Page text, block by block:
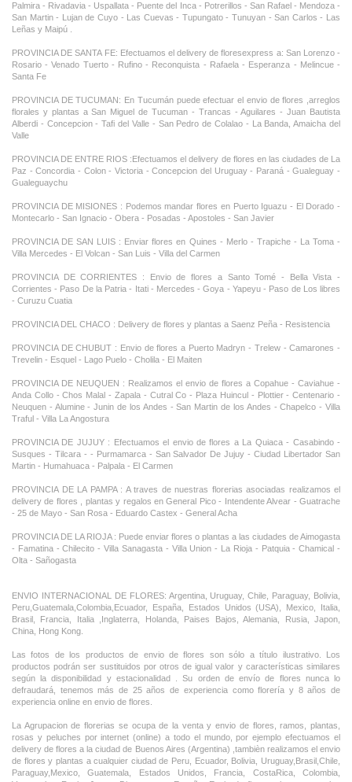
Palmira - Rivadavia - Uspallata - Puente del Inca - Potrerillos - San Rafael - Mendoza -
San Martin - Lujan de Cuyo - Las Cuevas - Tupungato - Tunuyan - San Carlos - Las
Leñas y Maipú .
PROVINCIA DE SANTA FE: Efectuamos el delivery de floresexpress a: San Lorenzo -
Rosario - Venado Tuerto - Rufino - Reconquista - Rafaela - Esperanza - Melincue -
Santa Fe
PROVINCIA DE TUCUMAN: En Tucumán puede efectuar el envio de flores ,arreglos
florales y plantas a San Miguel de Tucuman - Trancas - Aguilares - Juan Bautista
Alberdi - Concepcion - Tafi del Valle - San Pedro de Colalao - La Banda, Amaicha del
Valle
PROVINCIA DE ENTRE RIOS :Efectuamos el delivery de flores en las ciudades de La
Paz - Concordia - Colon - Victoria - Concepcion del Uruguay - Paraná - Gualeguay -
Gualeguaychu
PROVINCIA DE MISIONES : Podemos mandar flores en Puerto Iguazu - El Dorado -
Montecarlo - San Ignacio - Obera - Posadas - Apostoles - San Javier
PROVINCIA DE SAN LUIS : Enviar flores en Quines - Merlo - Trapiche - La Toma -
Villa Mercedes - El Volcan - San Luis - Villa del Carmen
PROVINCIA DE CORRIENTES : Envio de flores a Santo Tomé - Bella Vista -
Corrientes - Paso De la Patria - Itati - Mercedes - Goya - Yapeyu - Paso de Los libres
- Curuzu Cuatia
PROVINCIA DEL CHACO : Delivery de flores y plantas a Saenz Peña - Resistencia
PROVINCIA DE CHUBUT : Envio de flores a Puerto Madryn - Trelew - Camarones -
Trevelin - Esquel - Lago Puelo - Cholila - El Maiten
PROVINCIA DE NEUQUEN : Realizamos el envio de flores a Copahue - Caviahue -
Anda Collo - Chos Malal - Zapala - Cutral Co - Plaza Huincul - Plottier - Centenario -
Neuquen - Alumine - Junin de los Andes - San Martin de los Andes - Chapelco - Villa
Traful - Villa La Angostura
PROVINCIA DE JUJUY : Efectuamos el envio de flores a La Quiaca - Casabindo -
Susques - Tilcara - - Purmamarca - San Salvador De Jujuy - Ciudad Libertador San
Martin - Humahuaca - Palpala - El Carmen
PROVINCIA DE LA PAMPA : A traves de nuestras florerias asociadas realizamos el
delivery de flores , plantas y regalos en General Pico - Intendente Alvear - Guatrache
- 25 de Mayo - San Rosa - Eduardo Castex - General Acha
PROVINCIA DE LA RIOJA : Puede enviar flores o plantas a las ciudades de Aimogasta
- Famatina - Chilecito - Villa Sanagasta - Villa Union - La Rioja - Patquia - Chamical -
Olta - Sañogasta
ENVIO INTERNACIONAL DE FLORES: Argentina, Uruguay, Chile, Paraguay, Bolivia,
Peru,Guatemala,Colombia,Ecuador, España, Estados Unidos (USA), Mexico, Italia,
Brasil, Francia, Italia ,Inglaterra, Holanda, Paises Bajos, Alemania, Rusia, Japon,
China, Hong Kong.
Las fotos de los productos de envio de flores son sólo a título ilustrativo. Los
productos podrán ser sustituidos por otros de igual valor y características similares
según la disponibilidad y estacionalidad . Su orden de envío de flores nunca lo
defraudará, tenemos más de 25 años de experiencia como florería y 8 años de
experiencia online en envio de flores.
La Agrupacion de florerias se ocupa de la venta y envio de flores, ramos, plantas,
rosas y peluches por internet (online) a todo el mundo, por ejemplo efectuamos el
delivery de flores a la ciudad de Buenos Aires (Argentina) ,tambièn realizamos el envio
de flores y plantas a cualquier ciudad de Peru, Ecuador, Bolivia, Uruguay,Brasil,Chile,
Paraguay,Mexico, Guatemala, Estados Unidos, Francia, CostaRica, Colombia,